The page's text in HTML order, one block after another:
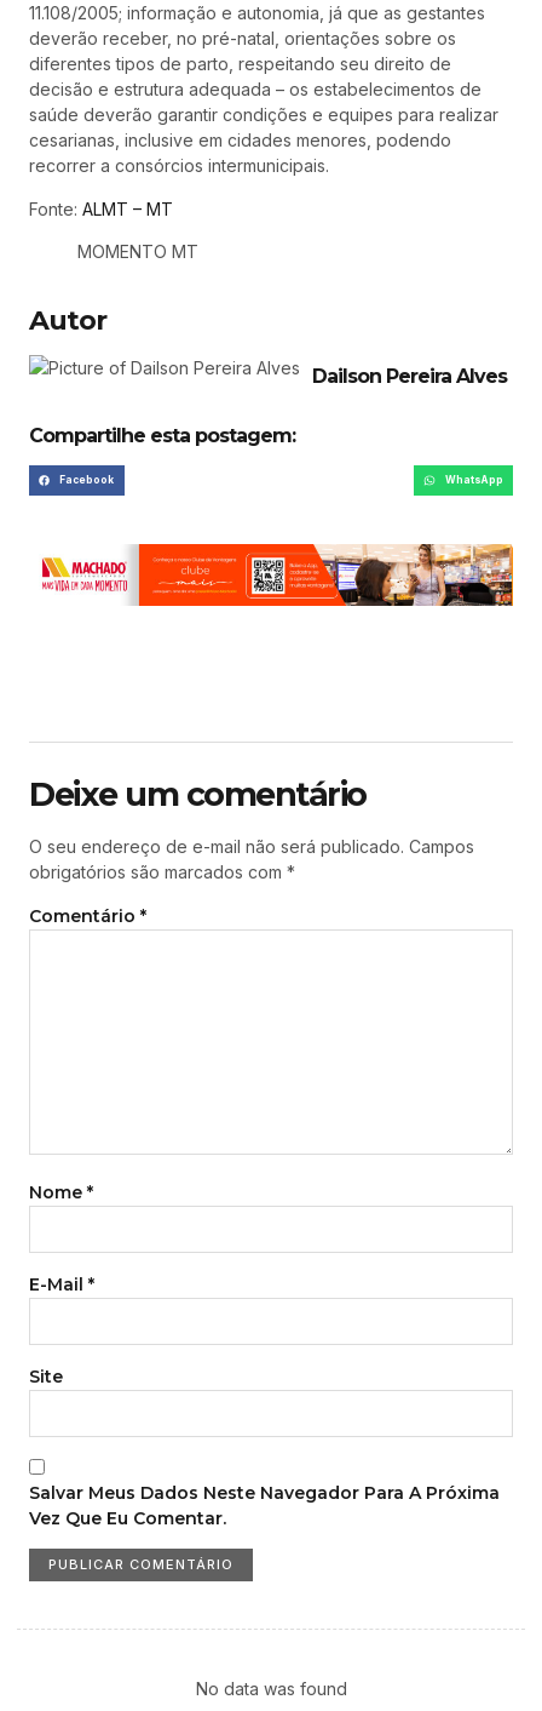
11.108/2005; informação e autonomia, já que as gestantes
deverão receber, no pré-natal, orientações sobre os
diferentes tipos de parto, respeitando seu direito de
decisão e estrutura adequada – os estabelecimentos de
saúde deverão garantir condições e equipes para realizar
cesarianas, inclusive em cidades menores, podendo
recorrer a consórcios intermunicipais.
Fonte: ALMT – MT
MOMENTO MT
Autor
Dailson Pereira Alves
Compartilhe esta postagem:
Facebook WhatsApp
Deixe um comentário
O seu endereço de e-mail não será publicado. Campos
obrigatórios são marcados com *
Comentário *
Nome *
E-Mail *
Site
Salvar Meus Dados Neste Navegador Para A Próxima
Vez Que Eu Comentar.
No data was found